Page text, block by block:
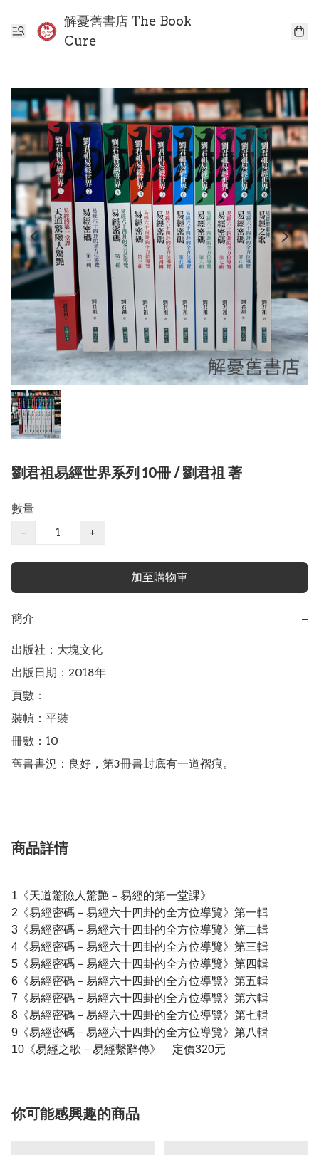
解憂舊書店 The Book
Cure
劉君祖易經世界系列 10冊 / 劉君祖 著
數量
−
+
加至購物車
簡介 −
出版社：大塊文化
出版日期：2018年
頁數：
裝幀：平裝
冊數：10
舊書書況：良好，第3冊書封底有一道褶痕。
商品詳情
1《天道驚險人驚艷－易經的第一堂課》
2《易經密碼－易經六十四卦的全方位導覽》第一輯
3《易經密碼－易經六十四卦的全方位導覽》第二輯
4《易經密碼－易經六十四卦的全方位導覽》第三輯
5《易經密碼－易經六十四卦的全方位導覽》第四輯
6《易經密碼－易經六十四卦的全方位導覽》第五輯
7《易經密碼－易經六十四卦的全方位導覽》第六輯
8《易經密碼－易經六十四卦的全方位導覽》第七輯
9《易經密碼－易經六十四卦的全方位導覽》第八輯
10《易經之歌－易經繫辭傳》 定價320元
你可能感興趣的商品